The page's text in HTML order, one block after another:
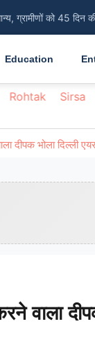
ग्रामीणों को 45 दिन
Education
Rohtak Sirsa
भोला दिल्ली
वाला